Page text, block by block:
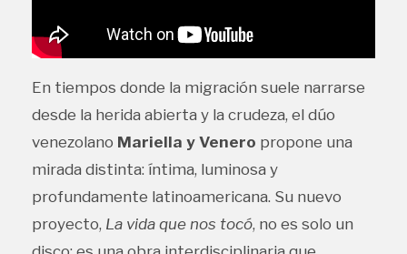
En tiempos donde la migración suele narrarse
desde la herida abierta y la crudeza, el dúo
venezolano Mariella y Venero propone una
mirada distinta: íntima, luminosa y
profundamente latinoamericana. Su nuevo
proyecto, La vida que nos tocó, no es solo un